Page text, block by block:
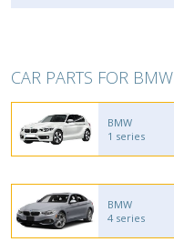
CAR PARTS FOR BMW
BMW
1 series
BMW
4 series